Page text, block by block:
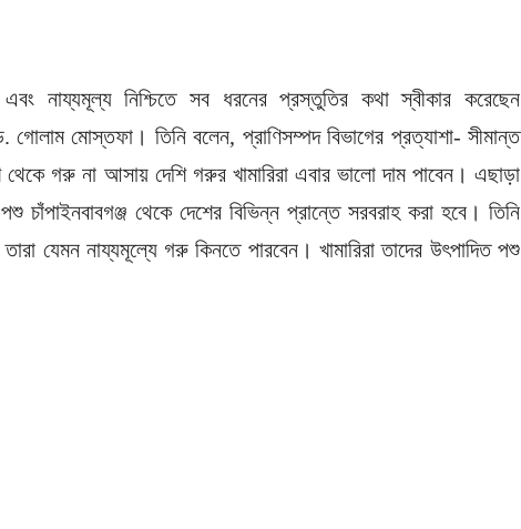
নায্যমূল্য নিশ্চিতে সব ধরনের প্রস্তুতির কথা স্বীকার করেছেন
গোলাম মোস্তফা। তিনি বলেন, প্রাণিসম্পদ বিভাগের প্রত্যাশা- সীমান্ত
থেকে গরু না আসায় দেশি গরুর খামারিরা এবার ভালো দাম পাবেন। এছাড়া
চাঁপাইনবাবগঞ্জ থেকে দেশের বিভিন্ন প্রান্তে সরবরাহ করা হবে। তিনি
যেমন নায্যমূল্যে গরু কিনতে পারবেন। খামারিরা তাদের উৎপাদিত পশু